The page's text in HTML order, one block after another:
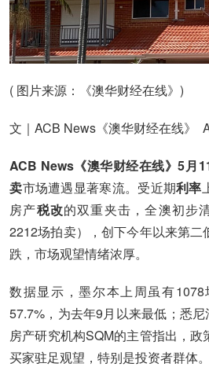
( 图片来源：《澳华财经在线》)
文｜ACB News《澳华财经在线》
ACB News《澳华财经在线》5月
卖市场遭遇显著寒流。受近期利率
房产税改的双重夹击，全澳初步
2212场拍卖），创下今年以来第二
跌，市场观望情绪浓厚。
数据显示，墨尔本上周虽有
57.7%，为去年9月以来最低；悉尼
房产研究机构SQM的主管指出，
买家驻足观望，特别是投资者群体。